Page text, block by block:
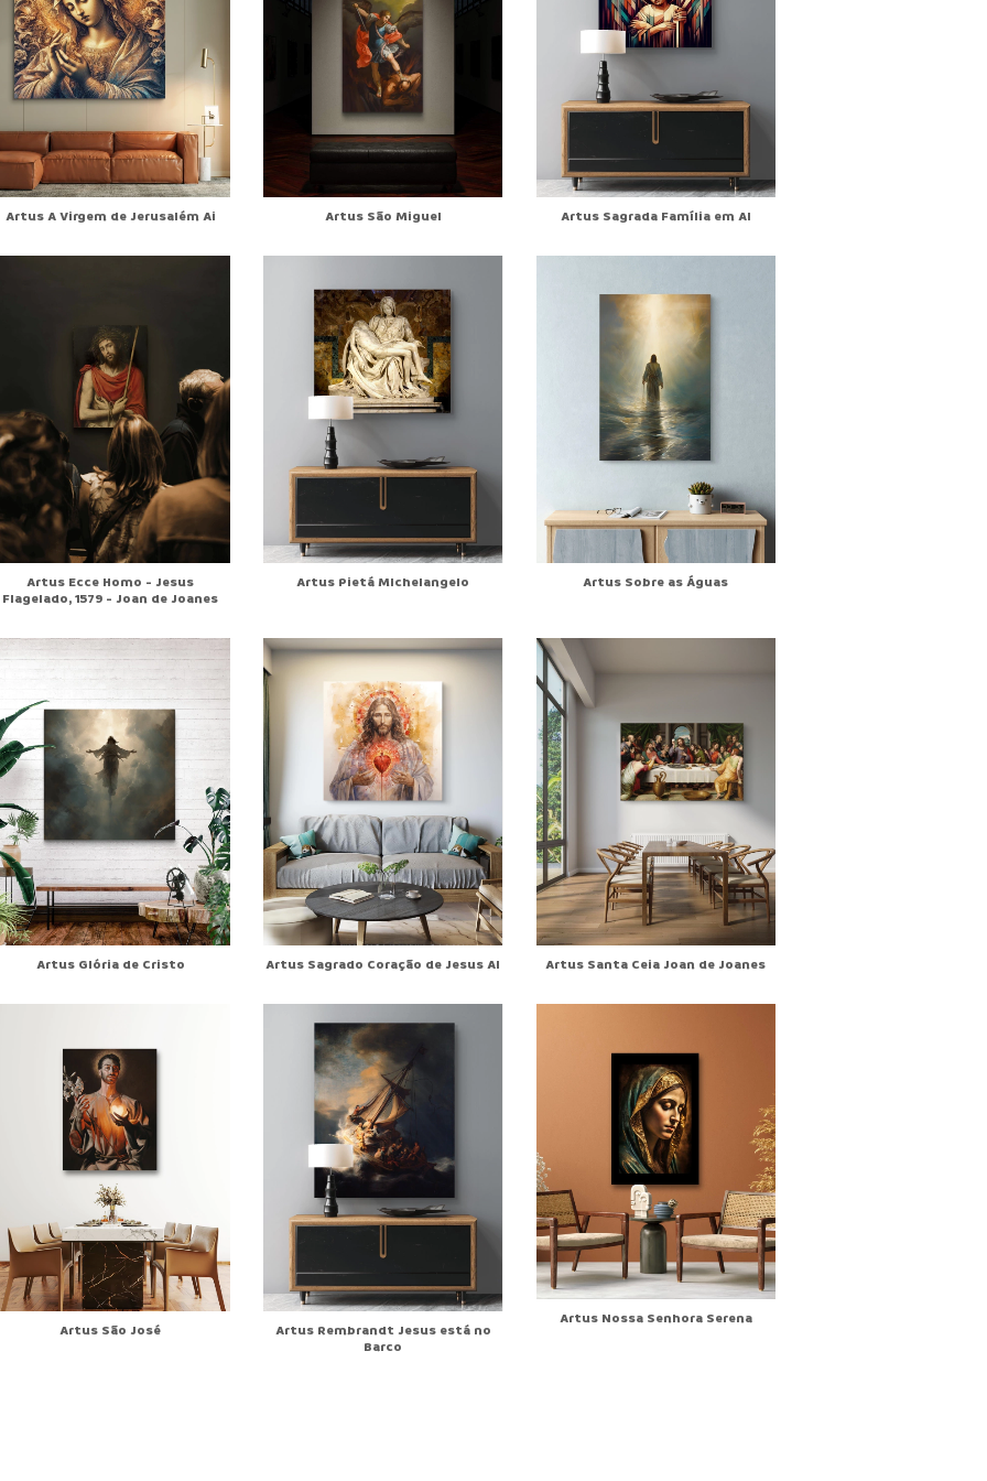
Artus A Virgem de Jerusalém Ai Artus São Miguel Artus Sagrada Família em AI
Artus Ecce Homo - Jesus
Flagelado, 1579 - Joan de Joanes
Artus Pietá MIchelangelo Artus Sobre as Águas
Artus Glória de Cristo Artus Sagrado Coração de Jesus AI Artus Santa Ceia Joan de Joanes
Artus São José
Artus Rembrandt Jesus está no
Barco
Artus Nossa Senhora Serena